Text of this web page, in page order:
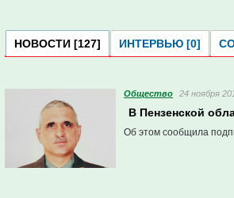
НОВОСТИ [127] ИНТЕРВЬЮ [0]
Общество 24 ноября
В Пензенской
Об этом сообщила